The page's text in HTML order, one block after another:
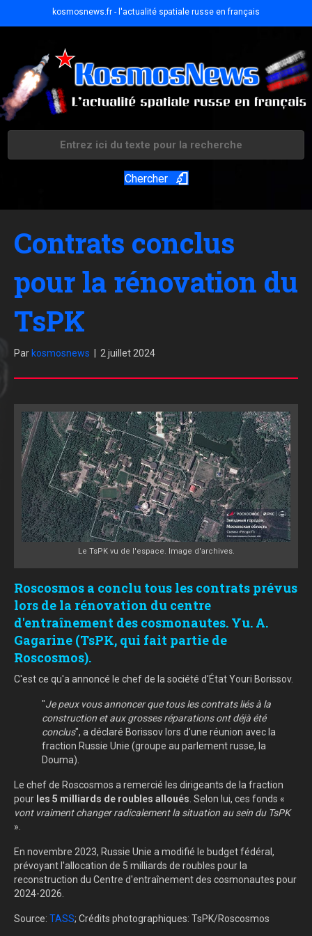
kosmosnews.fr - l'actualité spatiale russe en français
Chercher
Contrats conclus
pour la rénovation du
TsPK
Par kosmosnews 2 juillet 2024
Le TsPK vu de l'espace. Image d'archives.
Roscosmos a conclu tous les contrats prévus
lors de la rénovation du centre
d'entraînement des cosmonautes. Yu. A.
Gagarine (TsPK, qui fait partie de
Roscosmos).
C'est ce qu'a annoncé le chef de la société d'État Youri Borissov.
"Je peux vous annoncer que tous les contrats liés à la
construction et aux grosses réparations ont déjà été
conclus", a déclaré Borissov lors d'une réunion avec la
fraction Russie Unie (groupe au parlement russe, la
Douma).
Le chef de Roscosmos a remercié les dirigeants de la fraction
pour les 5 milliards de roubles alloués . Selon lui, ces fonds «
vont vraiment changer radicalement la situation au sein du TsPK
».
En novembre 2023, Russie Unie a modifié le budget fédéral,
prévoyant l'allocation de 5 milliards de roubles pour la
reconstruction du Centre d'entraînement des cosmonautes pour
2024-2026.
Source: TASS; Crédits photographiques: TsPK/Roscosmos